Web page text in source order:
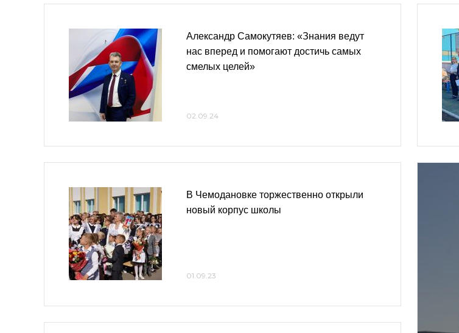
Александр Самокутяев: «Знания ведут
нас вперед и помогают достичь самых
смелых целей»
02.09.24
В Чемодановке торжественно открыли
новый корпус школы
01.09.23